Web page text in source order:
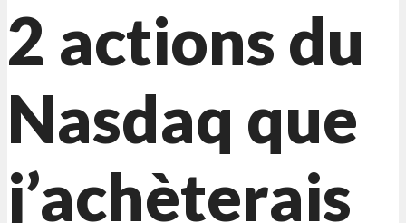
2 actions du
Nasdaq que
j’achèterais